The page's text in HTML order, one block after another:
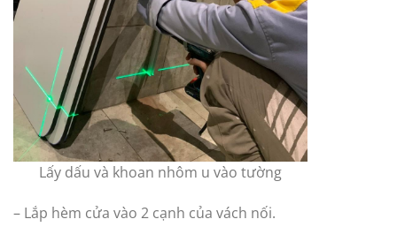
Lấy dấu và khoan nhôm u vào tường
– Lắp hèm cửa vào 2 cạnh của vách nối.